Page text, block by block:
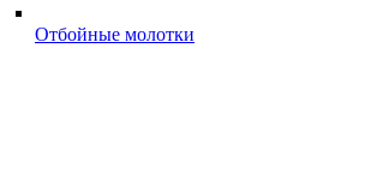
Отбойные молотки